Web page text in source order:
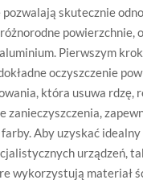
skutecznie
powierzchnie,
Pierwszym
oczyszczenie
która usuwa rdzę,
zanieczyszczenia,
Aby uzyskać
urządzeń,
wykorzystują materiał